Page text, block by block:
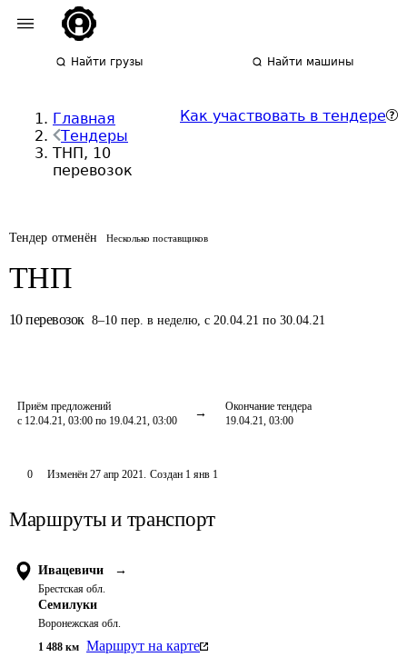
Найти грузы Найти машины
Главная
Тендеры
ТНП, 10
перевозок
Как участвовать в тендере
Тендер отменён Несколько поставщиков
ТНП
10 перевозок 8–10 пер. в неделю, с 20.04.21 по 30.04.21
Приём предложений
с 12.04.21, 03:00 по 19.04.21, 03:00
Окончание тендера
19.04.21, 03:00
0 Изменён 27 апр 2021. Создан 1 янв 1
Маршруты и транспорт
Ивацевичи →
Брестская обл.
Семилуки
Воронежская обл.
1 488 км Маршрут на карте